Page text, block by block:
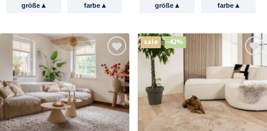
größe▴ farbe ▴ größe▴ farbe ▴
sale -42%